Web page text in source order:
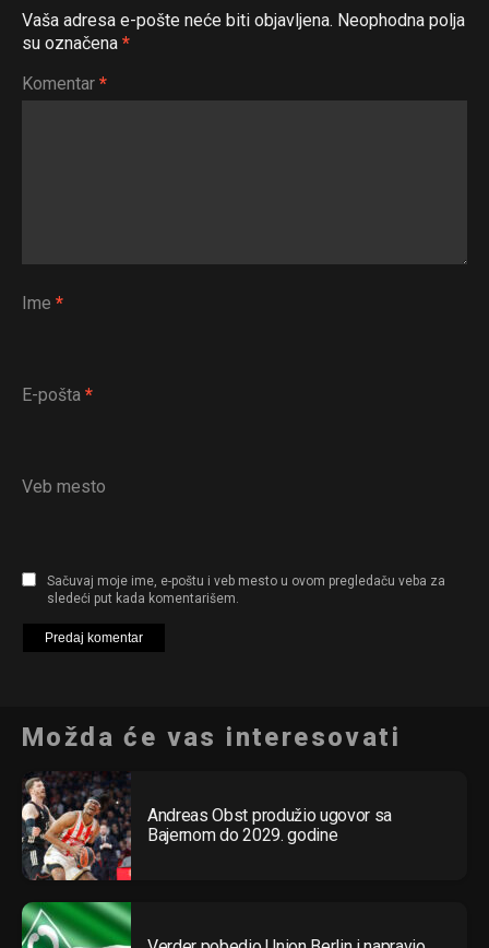
Vaša adresa e-pošte neće biti objavljena. Neophodna polja
su označena *
Komentar *
Ime *
E-pošta *
Veb mesto
Sačuvaj moje ime, e-poštu i veb mesto u ovom pregledaču veba za
sledeći put kada komentarišem.
Možda će vas interesovati
Andreas Obst produžio ugovor sa
Bajernom do 2029. godine